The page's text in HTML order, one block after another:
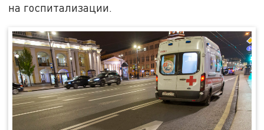
на госпитализации.